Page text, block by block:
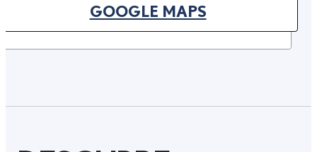
GOOGLE MAPS(OPENS IN NEW TAB)